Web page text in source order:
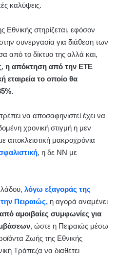
καλύψεις.
Εθνικής στηρίζεται, εφόσον
συνεργασία για διάθεση των
από το δίκτυο της αλλά και,
η απόκτηση από την ΕΤΕ
εταιρεία το οποίο θα
να αποσαφηνιστεί έχει να
χρονική στιγμή η μεν
αποκλειστική μακροχρόνια
, η δε NN με
λόγω εξαγοράς της
Πειραιώς, η αγορά αναμένει
αμοιβαίες συμφωνίες για
, ώστε η Πειραιώς μέσω
Ζωής της Εθνικής
Τράπεζα να διαθέτει